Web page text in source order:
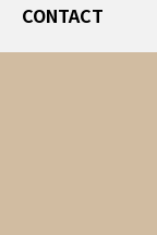
CONTACT